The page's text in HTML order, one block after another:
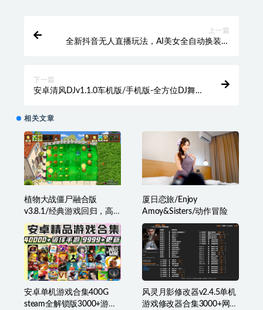
上一篇
全新抖音无人直播玩法，AI美女全自动换装，
下一篇
安卓清风DJv1.1.0车机版/手机版-全方位DJ舞
相关文章
植物大战僵尸融合版
v3.8.1/经典游戏回归，高
清重制后带来赏心悦目的
画面体验！
厦日恋旅/Enjoy
Amoy&Sisters/动作冒险
安卓单机游戏合集400G
steam全解锁版3000+游戏
风灵月影修改器v2.4.5单机
游戏修改器合集3000+网页